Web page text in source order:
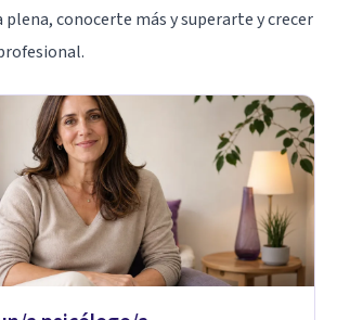
plena, conocerte más y superarte y crecer